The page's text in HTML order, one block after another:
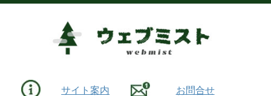
サイト案内 お問合せ